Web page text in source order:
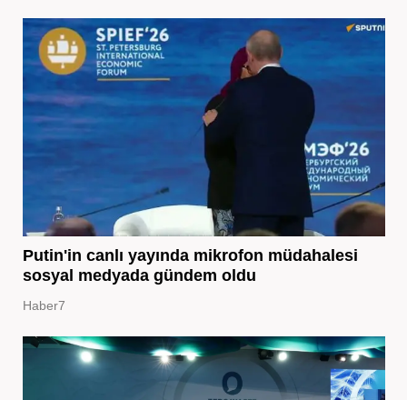
Putin'in canlı yayında mikrofon müdahalesi
sosyal medyada gündem oldu
Haber7